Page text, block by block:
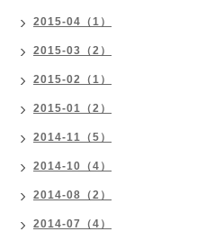
2015-04（1）
2015-03（2）
2015-02（1）
2015-01（2）
2014-11（5）
2014-10（4）
2014-08（2）
2014-07（4）